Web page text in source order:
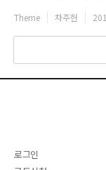
와 도로 하나를 사이에
때로는 오래된 가게가
Theme 차주헌
로그인